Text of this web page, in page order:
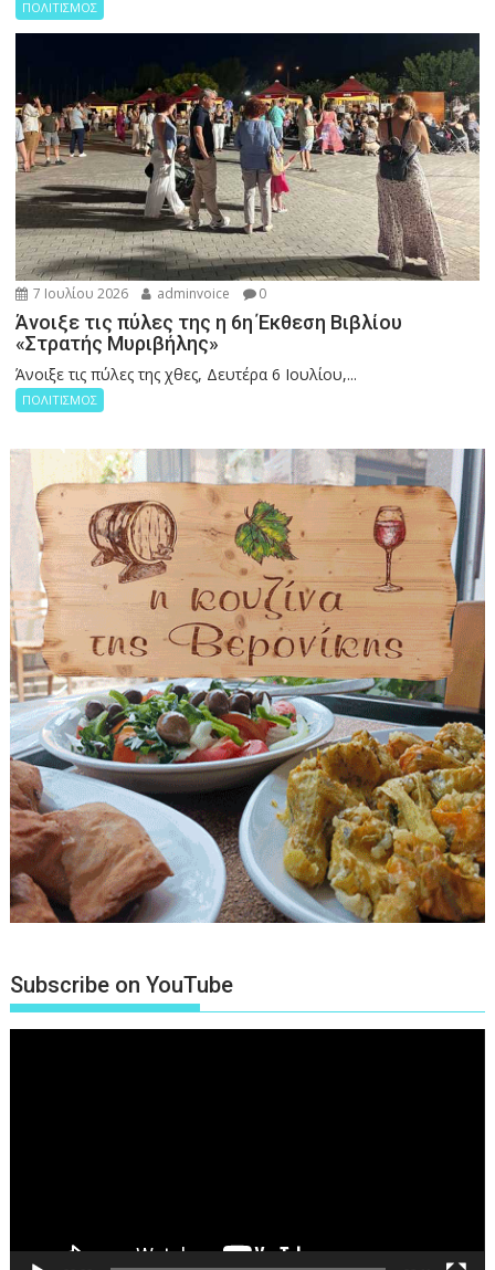
ΠΟΛΙΤΙΣΜΟΣ
7 Ιουλίου 2026 adminvoice 0
Άνοιξε τις πύλες της η 6η Έκθεση Βιβλίου
«Στρατής Μυριβήλης»
Άνοιξε τις πύλες της χθες, Δευτέρα 6 Ιουλίου,...
ΠΟΛΙΤΙΣΜΟΣ
Subscribe on YouTube